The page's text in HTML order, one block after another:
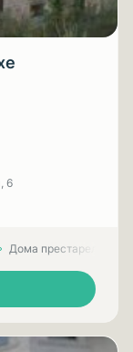
6
Дома престарелых